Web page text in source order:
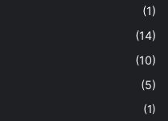
(1)
(14)
(10)
(5)
(1)